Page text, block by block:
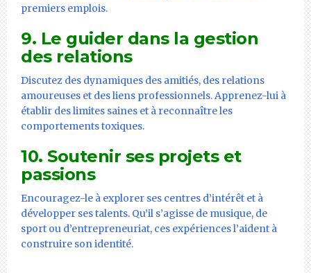
premiers emplois.
9. Le guider dans la gestion
des relations
Discutez des dynamiques des amitiés, des relations
amoureuses et des liens professionnels. Apprenez-lui à
établir des limites saines et à reconnaître les
comportements toxiques.
10. Soutenir ses projets et
passions
Encouragez-le à explorer ses centres d’intérêt et à
développer ses talents. Qu’il s’agisse de musique, de
sport ou d’entrepreneuriat, ces expériences l’aident à
construire son identité.